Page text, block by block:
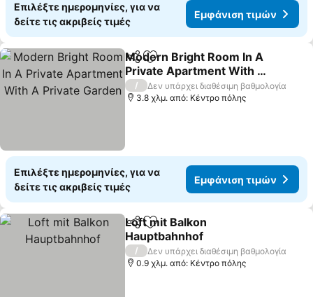
Επιλέξτε ημερομηνίες, για να
δείτε τις ακριβείς τιμές
Εμφάνιση τιμών
Κοινοποίηση
Προσθήκη στα αγαπημένα
Modern Bright Room In A
Private Apartment With A
Private Garden
/
Δεν υπάρχει διαθέσιμη βαθμολογία
3.8 χλμ. από: Κέντρο πόλης
Επιλέξτε ημερομηνίες, για να
δείτε τις ακριβείς τιμές
Εμφάνιση τιμών
Κοινοποίηση
Προσθήκη στα αγαπημένα
Loft mit Balkon
Hauptbahnhof
/
Δεν υπάρχει διαθέσιμη βαθμολογία
0.9 χλμ. από: Κέντρο πόλης